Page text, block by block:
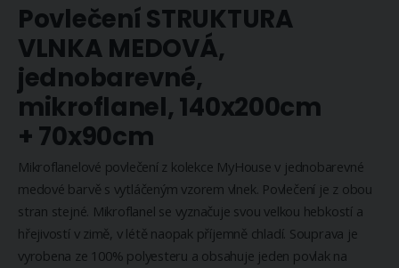
na
začátek
galerie
s
obrázky
Povlečení STRUKTURA
VLNKA MEDOVÁ,
jednobarevné,
mikroflanel, 140x200cm
+ 70x90cm
Mikroflanelové povlečení z kolekce MyHouse v jednobarevné
medové barvě s vytláčeným vzorem vlnek. Povlečení je z obou
stran stejné. Mikroflanel se vyznačuje svou velkou hebkostí a
hřejivostí v zimě, v létě naopak příjemně chladí. Souprava je
vyrobena ze 100% polyesteru a obsahuje jeden povlak na